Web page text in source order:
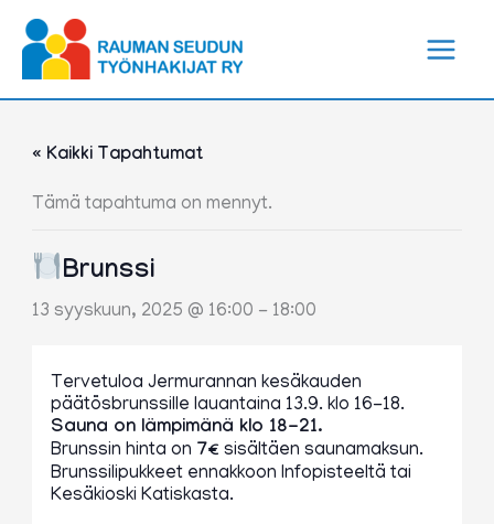
sisältöön
« Kaikki Tapahtumat
Tämä tapahtuma on mennyt.
Brunssi
13 syyskuun, 2025 @ 16:00 - 18:00
Tervetuloa Jermurannan kesäkauden
päätösbrunssille lauantaina 13.9. klo 16-18.
Sauna on lämpimänä klo 18-21.
Brunssin hinta on 7€ sisältäen saunamaksun.
Brunssilipukkeet ennakkoon Infopisteeltä tai
Kesäkioski Katiskasta.